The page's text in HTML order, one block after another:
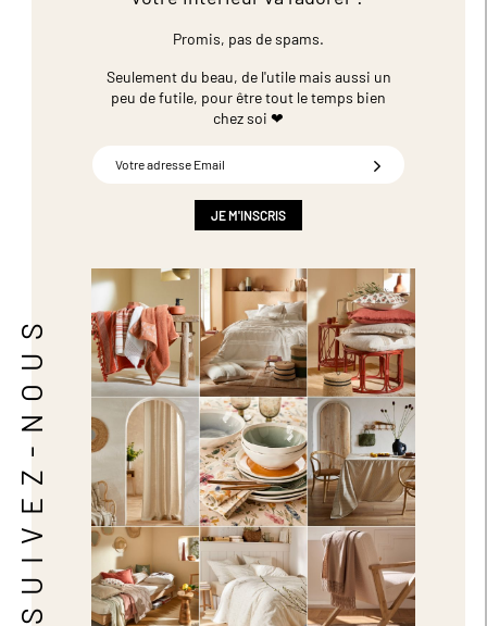
SUIVEZ-NOUS
Promis, pas de spams.
Seulement du beau, de l'utile mais aussi un
peu de futile, pour être tout le temps bien
chez soi ❤
JE M'INSCRIS